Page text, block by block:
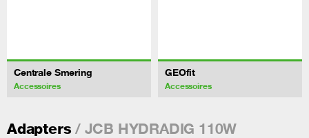
Centrale Smering
Accessoires
GEOfit
Accessoires
Adapters / JCB HYDRADIG 110W